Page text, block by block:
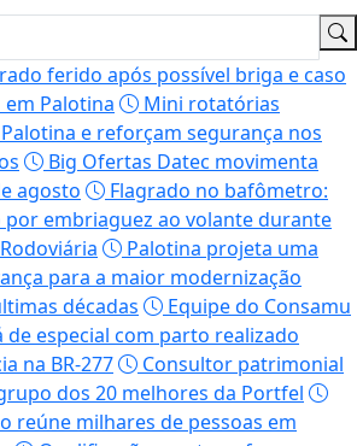
ferido após possível briga e caso
Palotina
Mini rotatórias
e reforçam segurança nos
Big Ofertas Datec movimenta
agosto
Flagrado no bafômetro:
embriaguez ao volante durante
Palotina projeta uma
para a maior modernização
décadas
Equipe do Consamu
especial com parto realizado
na BR-277
Consultor patrimonial
dos 20 melhores da Portfel
reúne milhares de pessoas em